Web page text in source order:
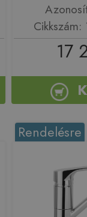
17
Rendelésre